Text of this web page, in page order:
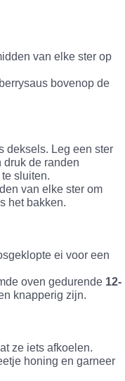
van elke ster op
bovenop de
deksels. Leg een ster
druk de randen
sluiten.
van elke ster om
het bakken.
ei voor een
oven gedurende 12-
knapperig zijn.
ze iets afkoelen.
honing en garneer